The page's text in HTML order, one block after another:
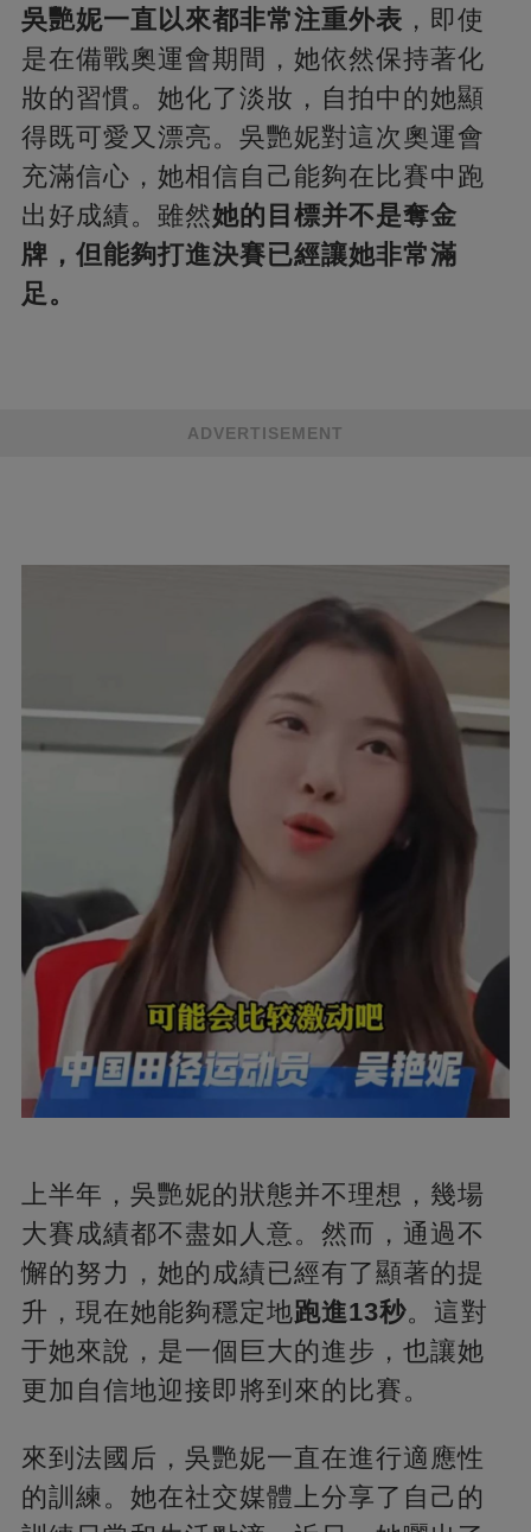
吳艷妮一直以來都非常注重外表 ，即使
是在備戰奧運會期間，她依然保持著化
妝的習慣。她化了淡妝，自拍中的她顯
得既可愛又漂亮。吳艷妮對這次奧運會
充滿信心，她相信自己能夠在比賽中跑
出好成績。雖然她的目標并不是奪金
牌，但能夠打進決賽已經讓她非常滿
足。
ADVERTISEMENT
上半年，吳艷妮的狀態并不理想，幾場
大賽成績都不盡如人意。然而，通過不
懈的努力，她的成績已經有了顯著的提
升，現在她能夠穩定地跑進13秒。這對
于她來說，是一個巨大的進步，也讓她
更加自信地迎接即將到來的比賽。
來到法國后，吳艷妮一直在進行適應性
的訓練。她在社交媒體上分享了自己的